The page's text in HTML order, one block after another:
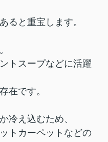
ると重宝します。
トスープなどに活躍
在です。
冷え込むため、
トカーペットなどの